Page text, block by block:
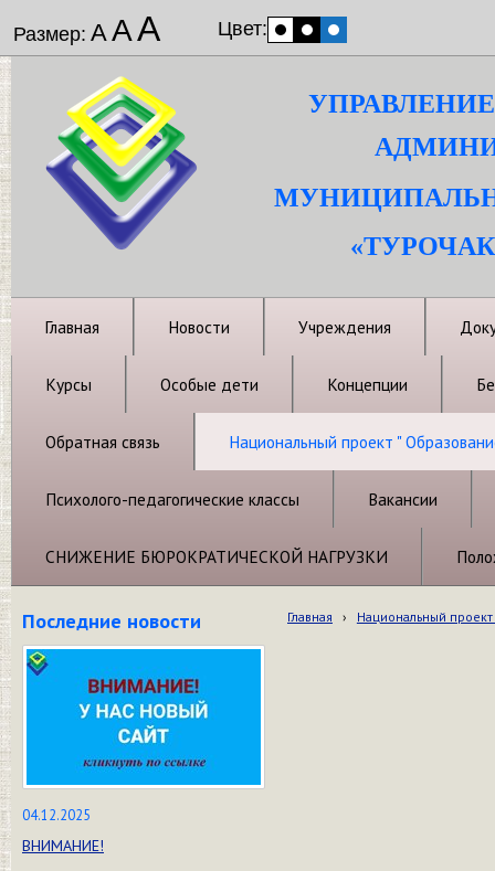
Размер: ААА Цвет:
Главная Новости Учреждения
Курсы Особые дети Концепции
Обратная связь Национальный проект "
Психолого-педагогические классы Вакансии
СНИЖЕНИЕ БЮРОКРАТИЧЕСКОЙ НАГРУЗКИ
Последние новости
04.12.2025
ВНИМАНИЕ!
Главная › Национальный проект